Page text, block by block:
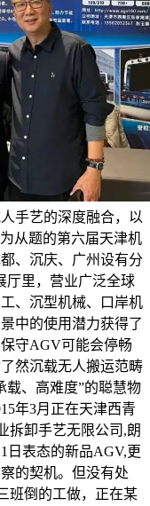
手艺的深度融合，以
从题的第六届天津机
、沉庆、广州设有分
厅里，营业广泛全球
、沉型机械、口岸机
中的使用潜力获得了
守AGV可能会停畅
然沉载无人搬运范畴
载、高难度”的聪慧物
年3月正在天津西青
拆卸手艺无限公司,朗
日表态的新品AGV,更
的契机。但没有处
班倒的工做，正在某